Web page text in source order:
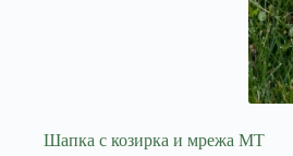
Шапка с козирка и мрежа МТ